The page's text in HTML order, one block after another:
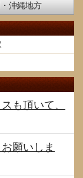
沖縄地方
も頂いて、
願いしま